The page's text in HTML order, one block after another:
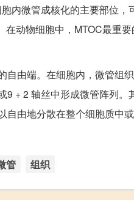
内微管成核化的主要部位，
动物细胞中，MTOC最重
由端。在细胞内，微管组
+ 2 轴丝中形成微管阵列
由地分散在整个细胞质中
管 组织